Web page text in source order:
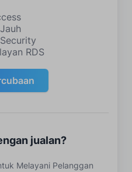
RDS
jualan?
Melayani Pelanggan